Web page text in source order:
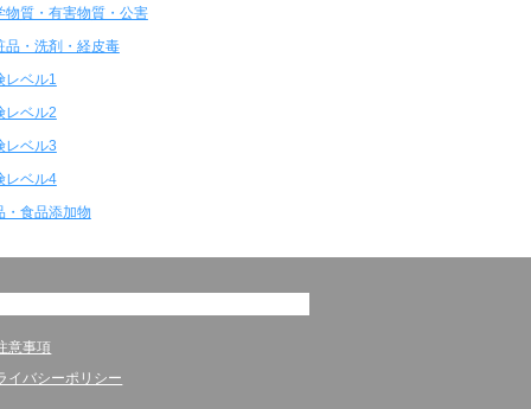
物質・有害物質・公害
品・洗剤・経皮毒
レベル1
レベル2
レベル3
レベル4
・食品添加物
意事項
イバシーポリシー